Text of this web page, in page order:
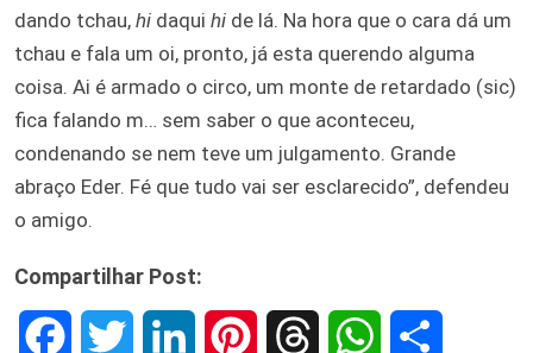
dando tchau, hi daqui hi de lá. Na hora que o cara dá um
tchau e fala um oi, pronto, já esta querendo alguma
coisa. Ai é armado o circo, um monte de retardado (sic)
fica falando m… sem saber o que aconteceu,
condenando se nem teve um julgamento. Grande
abraço Eder. Fé que tudo vai ser esclarecido”, defendeu
o amigo.
Compartilhar Post: